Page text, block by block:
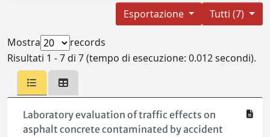
Tutti (7)
Esportazione
Mostra
records
Risultati 1 - 7 di 7 (tempo di esecuzione: 0.012 secondi).
Laboratory evaluation of traffic effects on
asphalt concrete contaminated by accident